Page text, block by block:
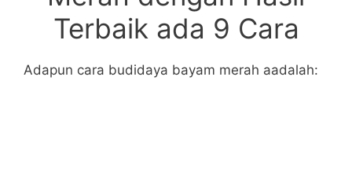
Terbaik ada 9 Cara
Adapun cara budidaya bayam merah aadalah: